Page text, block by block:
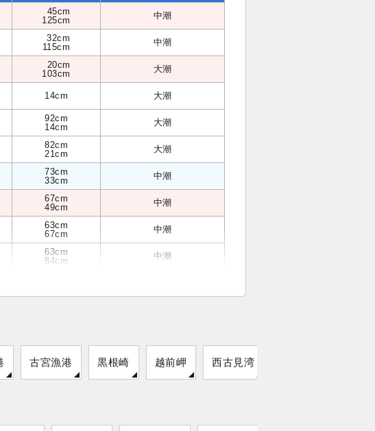
45cm
125cm
中潮
32cm
115cm
中潮
20cm
103cm
大潮
14cm 大潮
92cm
14cm
大潮
82cm
21cm
大潮
73cm
33cm
中潮
67cm
49cm
中潮
63cm
67cm
中潮
63cm
84cm
中潮
古宮漁港 黒根崎 越前岬 西古見湾